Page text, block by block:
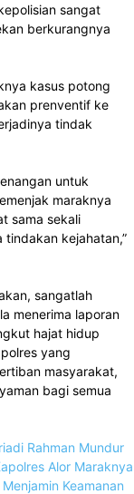
sangat
berkurangnya
kasus potong
prenventif ke
tindak
untuk
maraknya
sama sekali
kejahatan,”
sangatlah
menerima laporan
hajat hidup
yang
masyarakat,
bagi semua
Rahman Mundur
Alor Maraknya
Keamanan